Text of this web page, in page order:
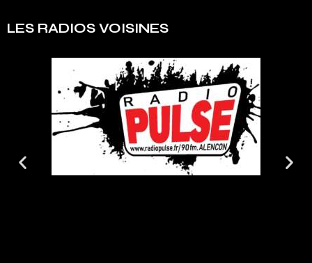
LES RADIOS VOISINES